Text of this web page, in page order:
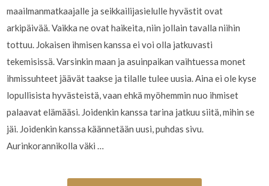
maailmanmatkaajalle ja seikkailijasielulle hyvästit ovat
arkipäivää. Vaikka ne ovat haikeita, niin jollain tavalla niihin
tottuu. Jokaisen ihmisen kanssa ei voi olla jatkuvasti
tekemisissä. Varsinkin maan ja asuinpaikan vaihtuessa monet
ihmissuhteet jäävät taakse ja tilalle tulee uusia. Aina ei ole kyse
lopullisista hyvästeistä, vaan ehkä myöhemmin nuo ihmiset
palaavat elämääsi. Joidenkin kanssa tarina jatkuu siitä, mihin se
jäi. Joidenkin kanssa käännetään uusi, puhdas sivu.
Aurinkorannikolla väki …